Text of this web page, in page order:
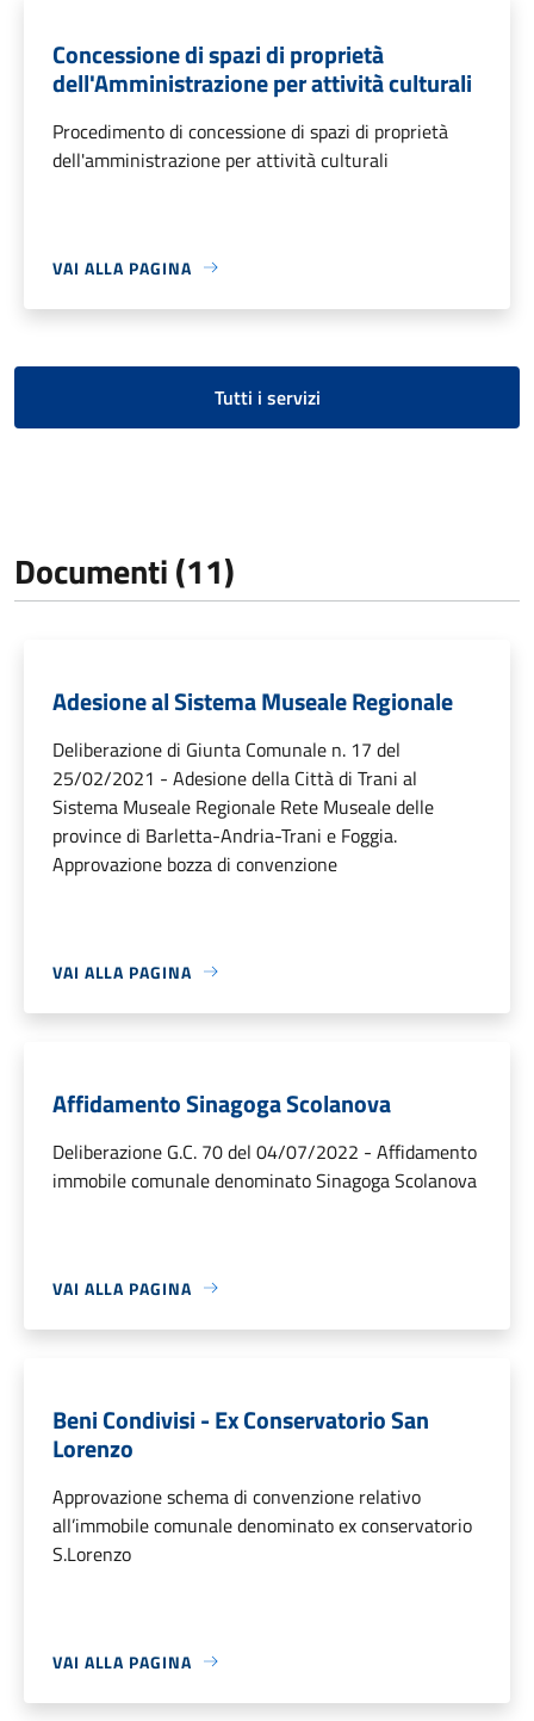
Concessione di spazi di proprietà
dell'Amministrazione per attività culturali
Procedimento di concessione di spazi di proprietà
dell'amministrazione per attività culturali
VAI ALLA PAGINA
Tutti i servizi
Documenti (11)
Adesione al Sistema Museale Regionale
Deliberazione di Giunta Comunale n. 17 del
25/02/2021 - Adesione della Città di Trani al
Sistema Museale Regionale Rete Museale delle
province di Barletta-Andria-Trani e Foggia.
Approvazione bozza di convenzione
VAI ALLA PAGINA
Affidamento Sinagoga Scolanova
Deliberazione G.C. 70 del 04/07/2022 - Affidamento
immobile comunale denominato Sinagoga Scolanova
VAI ALLA PAGINA
Beni Condivisi - Ex Conservatorio San
Lorenzo
Approvazione schema di convenzione relativo
all’immobile comunale denominato ex conservatorio
S.Lorenzo
VAI ALLA PAGINA